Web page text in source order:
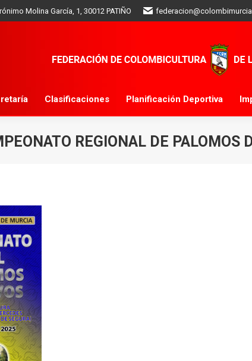
Molina García, 1, 30012 PATIÑO
Clasificaciones Planificación Deportiva
REGIONAL DE PALOMOS
Secretaría Clasificaciones Planificación
ELECCIONES